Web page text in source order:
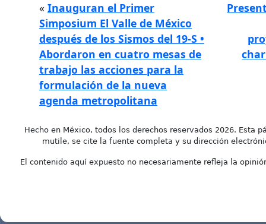
« Inauguran el Primer
Simposium El Valle de México
después de los Sismos del 19-S •
Abordaron en cuatro mesas de
trabajo las acciones para la
formulación de la nueva
agenda metropolitana
Hecho en México, todos los derechos reservados 2026. Esta
mutile, se cite la fuente completa y su dirección
El contenido aquí expuesto no necesariamente refleja la